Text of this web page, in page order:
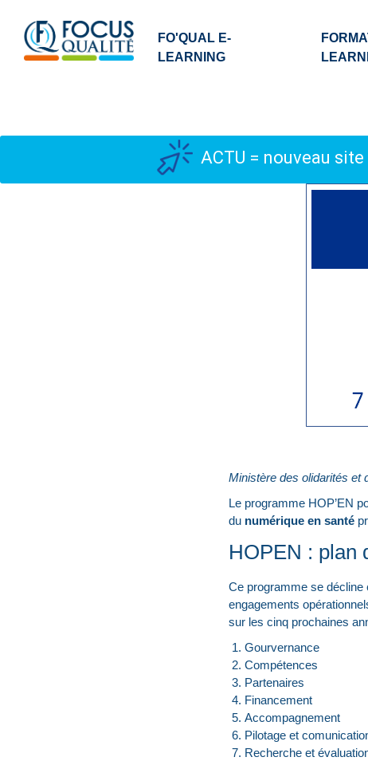
FO'QUAL E-
LEARNING
ACTU = nouveau
Ministère des olidarités et
Le programme HOP’EN
du numérique en santé
HOPEN : plan
Ce programme se décline
engagements
sur les cinq prochaines
Gourvernance
Compétences
Partenaires
Financement
Accompagnement
Pilotage et
Recherche et